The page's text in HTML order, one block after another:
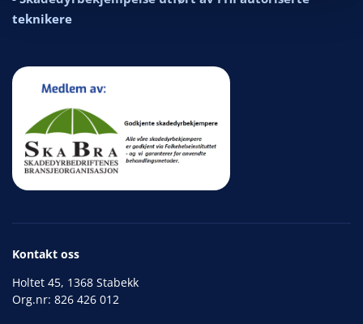
teknikere
Kontakt oss
Holtet 45, 1368 Stabekk
Org.nr: 826 426 012